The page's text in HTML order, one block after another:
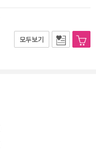
모두보기